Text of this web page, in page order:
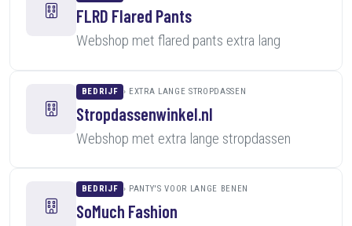
FLRD Flared Pants
Webshop met flared pants extra lang
BEDRIJF EXTRA LANGE STROPDASSEN
Stropdassenwinkel.nl
Webshop met extra lange stropdassen
BEDRIJF PANTY'S VOOR LANGE BENEN
SoMuch Fashion